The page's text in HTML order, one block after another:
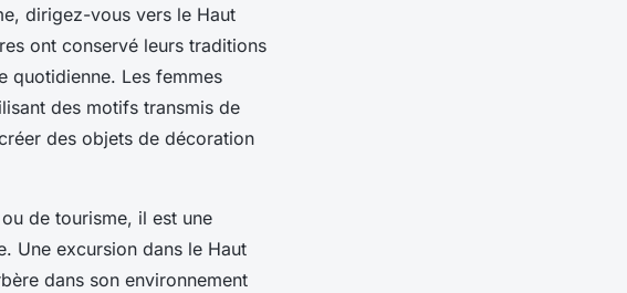
dirigez-vous vers le Haut
ont conservé leurs traditions
quotidienne. Les femmes
des motifs transmis de
des objets de décoration
de tourisme, il est une
Une excursion dans le Haut
dans son environnement